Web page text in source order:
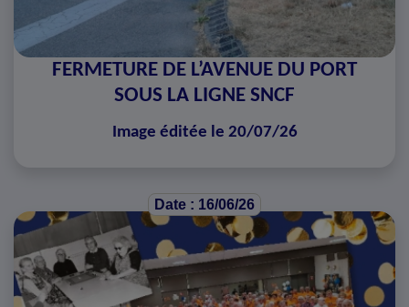
FERMETURE DE L’AVENUE DU PORT
SOUS LA LIGNE SNCF
Image éditée le 20/07/26
Date : 16/06/26